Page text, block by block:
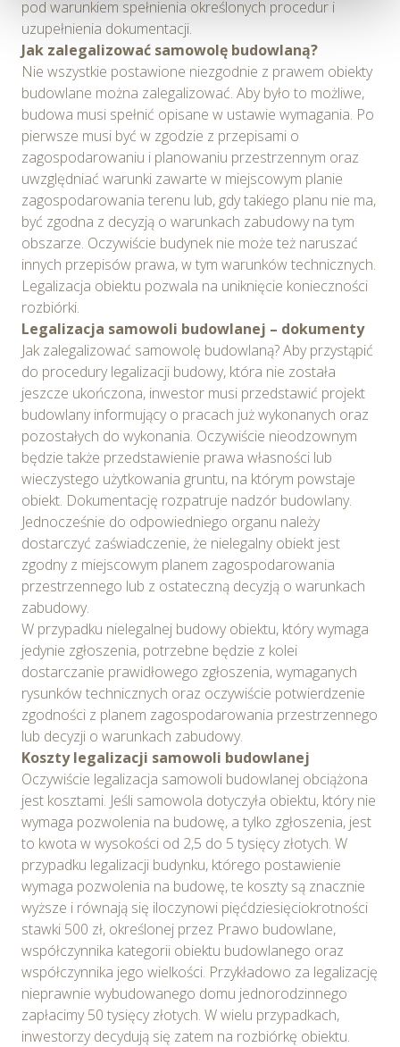
Serwisu, dostosowywania działania Serwisu do
preferencji użytkowników, tworzenia statystyk
użytkowania Serwisu oraz w celach marketingowych.
Informacje, w tym dane osobowe, pozyskane w związku
z wykorzystywaniem plików cookie w Serwisie,
przetwarzane są przez Spravia Sp. z o.o. jako
usługodawcę Serwisu w ww. celach oraz mogą być
również przetwarzane przez Partnerów Spravia Sp. z
o.o. W związku z powyższym użytkownik ma prawo do
dostępu do swoich danych osobowych, ich sprostowania,
usunięcia, ograniczenia przetwarzania, wniesienia
sprzeciwu wobec przetwarzania, a także prawo do
wniesienia skargi do Prezesa Urzędu Ochrony Danych
Osobowych. Szczegółowe informacje o plikach cookie
wykorzystywanych w Serwisie oraz inne informacje
dotyczące prywatności związane z korzystaniem z
Serwisu dostępne są w
Polityce prywatności – pliki
cookie
.
Wybierając opcję „Zgadzam się” wyrażasz zgodę na
wykorzystywanie w Serwisie wszystkich plików
cookie przez Spravia Sp. z o.o. oraz jej Partnerów we
wskazanych powyżej celach.
Wyrażenie zgody jest
dobrowolne. Możesz wycofać zgodę i dokonać zmiany
ustawień dotyczących plików cookie w każdej chwili za
pośrednictwem panelu „Ustawienia plików cookie”
dostępnego z poziomu
Polityki prywatności – pliki
cookie
Możesz również dostosować wybory dotyczące
plików cookie i udzielić zgody na wykorzystywanie
plików cookie w Serwisie tylko w wybranych przez
Ciebie celach poprzez wybranie opcji „Dostosuj
wybory”.
pod warunkiem spełnienia określonych procedur i
uzupełnienia dokumentacji.
Jak zalegalizować samowolę budowlaną?
Nie wszystkie postawione niezgodnie z prawem obiekty
budowlane można zalegalizować. Aby było to możliwe,
budowa musi spełnić opisane w ustawie wymagania. Po
pierwsze musi być w zgodzie z przepisami o
zagospodarowaniu i planowaniu przestrzennym oraz
uwzględniać warunki zawarte w miejscowym planie
zagospodarowania terenu lub, gdy takiego planu nie ma,
być zgodna z decyzją o warunkach zabudowy na tym
obszarze. Oczywiście budynek nie może też naruszać
innych przepisów prawa, w tym warunków technicznych.
Legalizacja obiektu pozwala na uniknięcie konieczności
rozbiórki.
Legalizacja samowoli budowlanej – dokumenty
Jak zalegalizować samowolę budowlaną? Aby przystąpić
do procedury legalizacji budowy, która nie została
jeszcze ukończona, inwestor musi przedstawić projekt
budowlany informujący o pracach już wykonanych oraz
pozostałych do wykonania. Oczywiście nieodzownym
będzie także przedstawienie prawa własności lub
wieczystego użytkowania gruntu, na którym powstaje
obiekt. Dokumentację rozpatruje nadzór budowlany.
Jednocześnie do odpowiedniego organu należy
dostarczyć zaświadczenie, że nielegalny obiekt jest
zgodny z miejscowym planem zagospodarowania
przestrzennego lub z ostateczną decyzją o warunkach
zabudowy.
W przypadku nielegalnej budowy obiektu, który wymaga
jedynie zgłoszenia, potrzebne będzie z kolei
dostarczanie prawidłowego zgłoszenia, wymaganych
rysunków technicznych oraz oczywiście potwierdzenie
zgodności z planem zagospodarowania przestrzennego
lub decyzji o warunkach zabudowy.
Koszty legalizacji samowoli budowlanej
Oczywiście legalizacja samowoli budowlanej obciążona
jest kosztami. Jeśli samowola dotyczyła obiektu, który nie
wymaga pozwolenia na budowę, a tylko zgłoszenia, jest
to kwota w wysokości od 2,5 do 5 tysięcy złotych. W
przypadku legalizacji budynku, którego postawienie
wymaga pozwolenia na budowę, te koszty są znacznie
wyższe i równają się iloczynowi pięćdziesięciokrotności
stawki 500 zł, określonej przez Prawo budowlane,
współczynnika kategorii obiektu budowlanego oraz
współczynnika jego wielkości. Przykładowo za legalizację
nieprawnie wybudowanego domu jednorodzinnego
zapłacimy 50 tysięcy złotych. W wielu przypadkach,
inwestorzy decydują się zatem na rozbiórkę obiektu.